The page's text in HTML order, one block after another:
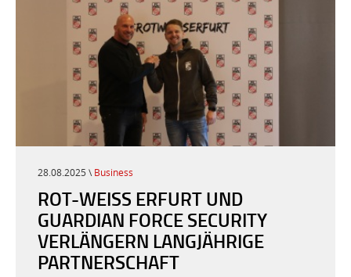
28.08.2025 \ Business
ROT-WEISS ERFURT UND G
UARDIAN FORCE SECURITY V
ERLÄNGERN LANGJÄHRIGE P
ARTNERSCHAFT